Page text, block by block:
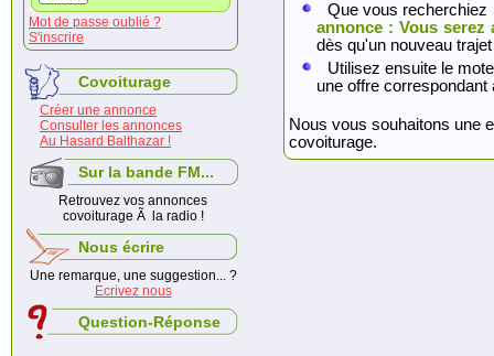
Mot de passe oublié ?
S'inscrire
Covoiturage
Créer une annonce
Consulter les annonces
Au Hasard Balthazar !
Sur la bande FM...
Retrouvez vos annonces
covoiturage Ã la radio !
Nous écrire
Une remarque, une suggestion... ?
Ecrivez nous
Question-Réponse
Que vous
annonce : Vous serez
dès qu'un nouveau
Utilisez ensuite le
une offre
Nous vous souhaitons une
covoiturage.